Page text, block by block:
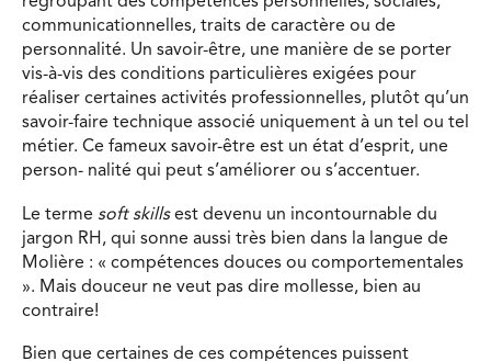
communicationnelles, traits de caractère ou de
personnalité. Un savoir-être, une manière de se porter
vis-à-vis des conditions particulières exigées pour
réaliser certaines activités professionnelles, plutôt qu’un
savoir-faire technique associé uniquement à un tel ou tel
métier. Ce fameux savoir-être est un état d’esprit, une
person- nalité qui peut s’améliorer ou s’accentuer.
Le terme soft skillsest devenu un incontournable du
jargon RH, qui sonne aussi très bien dans la langue de
Molière : « compétences douces ou comportementales
». Mais douceur ne veut pas dire mollesse, bien au
contraire!
Bien que certaines de ces compétences puissent